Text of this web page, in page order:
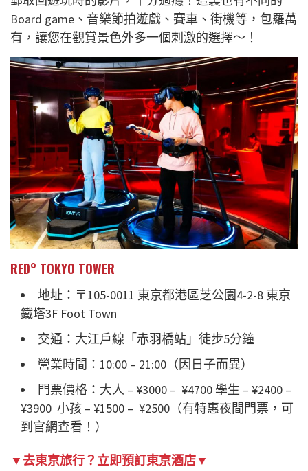
Board game、音樂節拍遊戲、賽車、街機等，包羅萬
有，讓您在觀賞景色外多一個刺激的選擇～！
RED° TOKYO TOWER
地址：〒105-0011 東京都港區芝公園4-2-8 東京
鐵塔3F Foot Town
交通：大江戶線「赤羽橋站」徒步5分鐘
營業時間：10:00 – 21:00（因日子而異）
門票價格：大人 – ¥3000 – ¥4700 學生 – ¥2400 –
¥3900 小孩 – ¥1500 – ¥2500（有特惠夜間門票，可
到官網查看！）
▼去東京旅行？立即預訂東京酒店▼